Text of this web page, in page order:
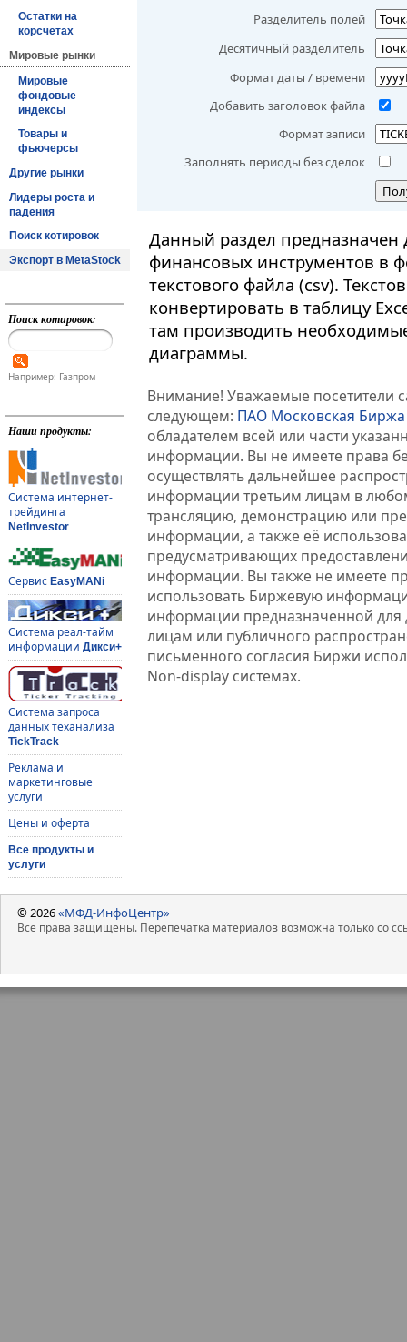
Остатки на
корсчетах
Мировые рынки
Мировые
фондовые
индексы
Товары и
фьючерсы
Другие рынки
Лидеры роста и
падения
Поиск котировок
Экспорт в MetaStock
Поиск котировок:
Например: Газпром
Наши продукты:
Система интернет-
трейдинга
NetInvestor
Сервис EasyMANi
Система реал-тайм
информации Дикси+
Система запроса
данных теханализа
TickTrack
Реклама и
маркетинговые
услуги
Цены и оферта
Все продукты и
услуги
Разделитель полей
Десятичный разделитель
Формат даты / времени
Добавить заголовок файла
Формат записи
Заполнять периоды без сделок
Данный раздел
финансовых инструментов в
текстового файла (csv).
конвертировать в таблицу
там производить
диаграммы.
Внимание! Уважаемые посетители
следующем: ПАО Московская Биржа
обладателем всей или части
информации. Вы не имеете права
осуществлять дальнейшее
информации третьим лицам в
трансляцию, демонстрацию или
информации, а также её
предусматривающих
информации. Вы также не имеете
использовать Биржевую
информации предназначенной для
лицам или публичного
письменного согласия Биржи
Non-display системах.
© 2026«МФД-ИнфоЦентр»
Все права защищены. Перепечатка материалов возможна только со